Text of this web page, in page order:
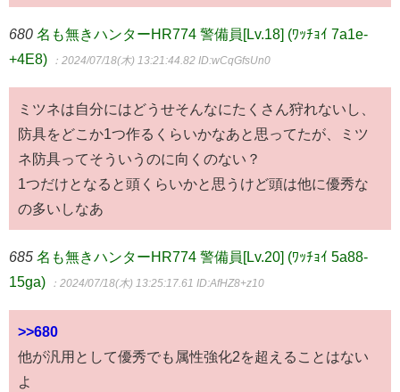
680 名も無きハンターHR774 警備員[Lv.18] (ﾜｯﾁｮｲ 7a1e-
+4E8)
：2024/07/18(木) 13:21:44.82 ID:wCqGfsUn0
ミツネは自分にはどうせそんなにたくさん狩れないし、
防具をどこか1つ作るくらいかなあと思ってたが、ミツ
ネ防具ってそういうのに向くのない？
1つだけとなると頭くらいかと思うけど頭は他に優秀な
の多いしなあ
685 名も無きハンターHR774 警備員[Lv.20] (ﾜｯﾁｮｲ 5a88-
15ga)
：2024/07/18(木) 13:25:17.61 ID:AfHZ8+z10
>>680
他が汎用として優秀でも属性強化2を超えることはない
よ